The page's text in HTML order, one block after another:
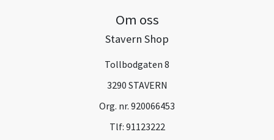
Om oss
Stavern Shop
Tollbodgaten 8
3290 STAVERN
Org. nr. 920066453
Tlf: 91123222